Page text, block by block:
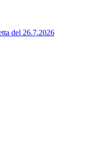
del 26.7.2026